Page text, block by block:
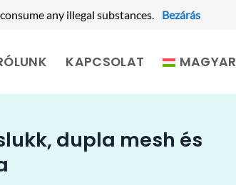
any illegal substances.
Bezárás
KAPCSOLAT MAGYAR
dupla mesh és